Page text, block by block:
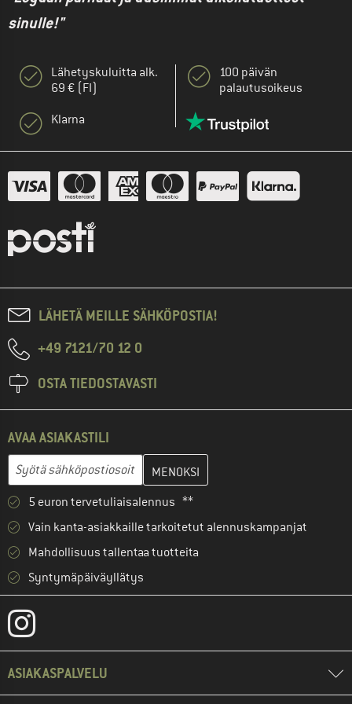
sinulle!"
Lähetyskuluitta alk.
69 € (FI)
Klarna
100 päivän
palautusoikeus
LÄHETÄ MEILLE SÄHKÖPOSTIA!
+49 7121/70 12 0
OSTA TIEDOSTAVASTI
AVAA ASIAKASTILI
Sähköpostiosoite
Anna sähköpostiosoitteesi ja luo seuraavassa vaiheessa
5 euron tervetuliaisalennus **
Vain kanta-asiakkaille tarkoitetut alennuskampanjat
Mahdollisuus tallentaa tuotteita
Syntymäpäiväyllätys
ASIAKASPALVELU